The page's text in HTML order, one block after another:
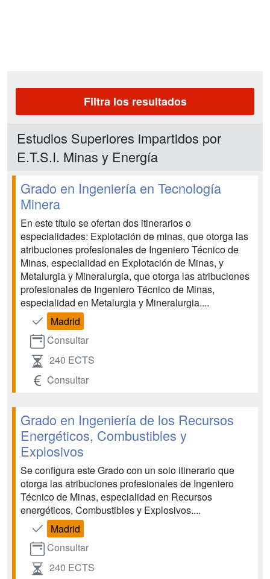
Filtra los resultados
Estudios Superiores impartidos por
E.T.S.I. Minas y Energía
Grado en Ingeniería en Tecnología
Minera
En este título se ofertan dos itinerarios o
especialidades: Explotación de minas, que otorga las
atribuciones profesionales de Ingeniero Técnico de
Minas, especialidad en Explotación de Minas, y
Metalurgia y Mineralurgia, que otorga las atribuciones
profesionales de Ingeniero Técnico de Minas,
especialidad en Metalurgia y Mineralurgia....
Madrid
Consultar
240 ECTS
Consultar
Grado en Ingeniería de los Recursos
Energéticos, Combustibles y
Explosivos
Se configura este Grado con un solo itinerario que
otorga las atribuciones profesionales de Ingeniero
Técnico de Minas, especialidad en Recursos
energéticos, Combustibles y Explosivos....
Madrid
Consultar
240 ECTS